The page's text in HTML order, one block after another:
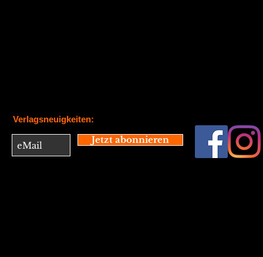
Verlagsneuigkeiten:
Jetzt abonnieren